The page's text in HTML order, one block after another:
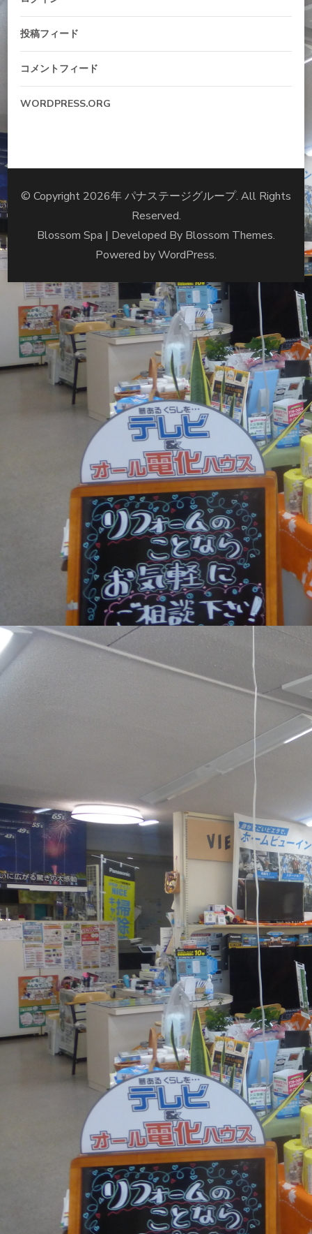
投稿フィード
コメントフィード
WORDPRESS.ORG
© Copyright 2026年パナステージグループ. All Rights
Reserved.
Blossom Spa | Developed By Blossom Themes.
Powered byWordPress.